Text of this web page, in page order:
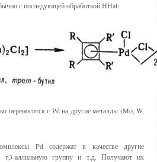
с последующей обработкой HHal:
переносится с Pd на другие металлы (Mo, W,
Pd содержат в качестве другие
η3-аллильную группу и т.д. Получают их